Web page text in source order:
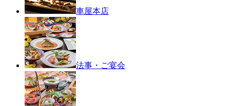
車屋本店
法事・ご宴会